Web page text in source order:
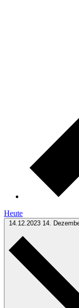
Heute
14.12.2023 14.